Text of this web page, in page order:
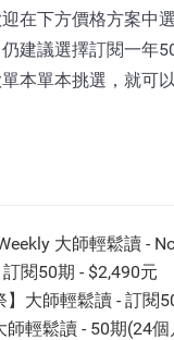
在下方價格方案中
建議選擇訂閱一年
本單本挑選，就可
大師輕鬆讀 -
閱50期 - $2,490元
】大師輕鬆讀 - 訂閱
師輕鬆讀 - 50期(24